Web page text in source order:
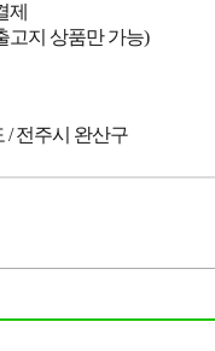
제
고지 상품만 가능)
/ 전주시 완산구